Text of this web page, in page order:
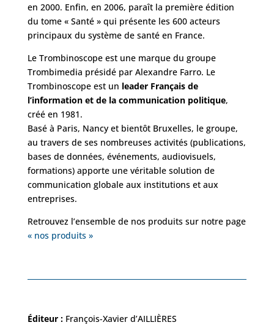
en 2000. Enfin, en 2006, paraît la première édition
du tome « Santé » qui présente les 600 acteurs
principaux du système de santé en France.
Le Trombinoscope est une marque du groupe
Trombimedia présidé par Alexandre Farro. Le
Trombinoscope est un leader Français de
l’information et de la communication politique,
créé en 1981.
Basé à Paris, Nancy et bientôt Bruxelles, le groupe,
au travers de ses nombreuses activités (publications,
bases de données, événements, audiovisuels,
formations) apporte une véritable solution de
communication globale aux institutions et aux
entreprises.
Retrouvez l’ensemble de nos produits sur notre page
« nos produits »
Éditeur :François-Xavier d’AILLIÈRES